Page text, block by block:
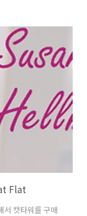
야 1년이면 끝나
사태가 잦아들
니다. 그럼에도
수 있습니다.
써야 합니다.
Flat
서 캣타워를 구매